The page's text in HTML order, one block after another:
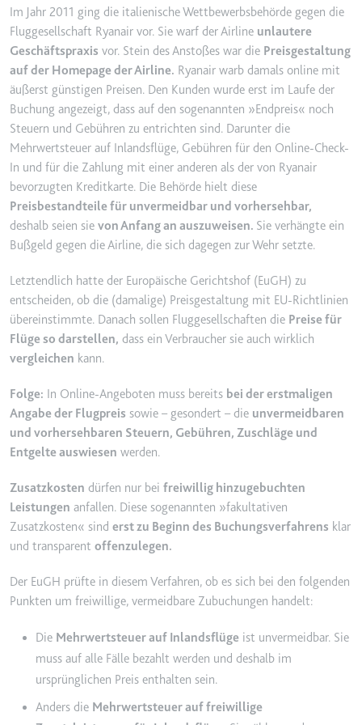
Zweck:
Wird verwendet, um Daten zu
Google Analytics über das Gerät
und das Verhalten des Besuchers
zu senden. Erfasst den Besucher
über Geräte und Marketingkanäle
hinweg.
Ablauf:
2 Jahre
Typ:
HTTP-Cookie
_ga_#
Anbieter:
smartlaw.de
Google Analytics über das Gerät
und das Verhalten des Besuchers
zu senden. Erfasst den Besucher
über Geräte und Marketingkanäle
Typ:
HTTP-Cookie
Anbieter:
smartlaw.de
Zweck:
Wird verwendet, um die Effizienz
der Werbeaktivitäten der Website
zu messen, indem Daten über die
Website über mehrere Websites
hinweg gesammelt werden.
Typ:
HTTP-Cookie
_gcl_ls
YouTube-Videos zu schätzen.
180 Tage
Typ:
HTTP-Cookie
YSC
Anbieter:
youtube.com
Zweck:
Registriert eine eindeutige ID, um
Statistiken der Videos von
YouTube, die der Benutzer
gesehen hat, zu behalten.
Ablauf:
Sitzung
Typ:
HTTP-Cookie
Im Jahr 2011 ging die italienische Wettbewerbsbehörde gegen die
Fluggesellschaft Ryanair vor. Sie warf der Airline unlautere
Geschäftspraxis vor. Stein des Anstoßes war die Preisgestaltung
auf der Homepage der Airline. Ryanair warb damals online mit
äußerst günstigen Preisen. Den Kunden wurde erst im Laufe der
Buchung angezeigt, dass auf den sogenannten »Endpreis« noch
Steuern und Gebühren zu entrichten sind. Darunter die
Mehrwertsteuer auf Inlandsflüge, Gebühren für den Online-Check-
In und für die Zahlung mit einer anderen als der von Ryanair
bevorzugten Kreditkarte. Die Behörde hielt diese
Preisbestandteile für unvermeidbar und vorhersehbar,
deshalb seien sie von Anfang an auszuweisen. Sie verhängte ein
Bußgeld gegen die Airline, die sich dagegen zur Wehr setzte.
Letztendlich hatte der Europäische Gerichtshof (EuGH) zu
entscheiden, ob die (damalige) Preisgestaltung mit EU-Richtlinien
übereinstimmte. Danach sollen Fluggesellschaften die Preise für
Flüge so darstellen, dass ein Verbraucher sie auch wirklich
vergleichen kann.
Folge: In Online-Angeboten muss bereits bei der erstmaligen
Angabe der Flugpreis sowie – gesondert – die unvermeidbaren
und vorhersehbaren Steuern, Gebühren, Zuschläge und
Entgelte auswiesen werden.
Zusatzkosten dürfen nur bei freiwillig hinzugebuchten
Leistungen anfallen. Diese sogenannten »fakultativen
Zusatzkosten« sind erst zu Beginn des Buchungsverfahrens klar
und transparent offenzulegen.
Der EuGH prüfte in diesem Verfahren, ob es sich bei den folgenden
Punkten um freiwillige, vermeidbare Zubuchungen handelt:
Die Mehrwertsteuer auf Inlandsflüge ist unvermeidbar. Sie
muss auf alle Fälle bezahlt werden und deshalb im
ursprünglichen Preis enthalten sein.
Anders die Mehrwertsteuer auf freiwillige